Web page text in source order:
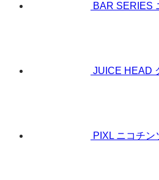
BAR SERIES
JUICE HEAD
PIXL ニコチ